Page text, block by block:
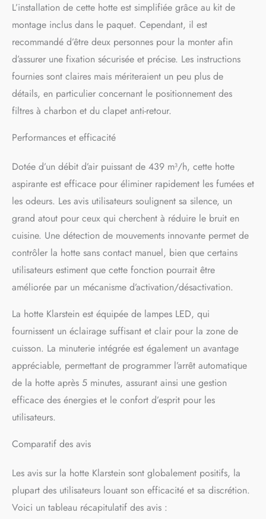
et utilise un système
d'éclairage éblouissant
composé de 2 LED de 1,5
watt pour éclairer
habilement vos casseroles et
vos poêles. ÉLIMINER LA
GRAISSE : La graisse
s'accumule silencieusement
et constitue un risque
machine. La hotte a une
fonction recyclage grâce au
filtre à charbon. EFFICACE
ET PUISSANTE : La hotte
aspirante encastrable
combine efficacité et
puissance. Non seulement
nos hottes aspirantes
éliminent rapidement les
fumées, mais une minuterie
d'arrêt permet de ventiler
l'éteindre.
L’installation de cette hotte est simplifiée grâce au kit de
montage inclus dans le paquet. Cependant, il est
recommandé d’être deux personnes pour la monter afin
d’assurer une fixation sécurisée et précise. Les instructions
fournies sont claires mais mériteraient un peu plus de
détails, en particulier concernant le positionnement des
filtres à charbon et du clapet anti-retour.
Performances et efficacité
Dotée d’un débit d’air puissant de 439 m³/h, cette hotte
aspirante est efficace pour éliminer rapidement les fumées et
les odeurs. Les avis utilisateurs soulignent sa silence, un
grand atout pour ceux qui cherchent à réduire le bruit en
cuisine. Une détection de mouvements innovante permet de
contrôler la hotte sans contact manuel, bien que certains
utilisateurs estiment que cette fonction pourrait être
améliorée par un mécanisme d’activation/désactivation.
La hotte Klarstein est équipée de lampes LED, qui
fournissent un éclairage suffisant et clair pour la zone de
cuisson. La minuterie intégrée est également un avantage
appréciable, permettant de programmer l’arrêt automatique
de la hotte après 5 minutes, assurant ainsi une gestion
efficace des énergies et le confort d’esprit pour les
utilisateurs.
Comparatif des avis
Les avis sur la hotte Klarstein sont globalement positifs, la
plupart des utilisateurs louant son efficacité et sa discrétion.
Voici un tableau récapitulatif des avis :